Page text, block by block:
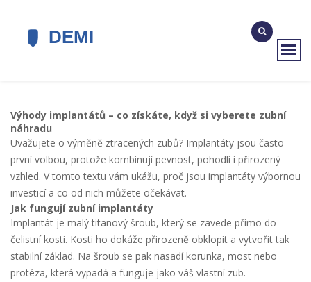
Výhody implantátů – co získáte, když si vyberete zubní
náhradu
Uvažujete o výměně ztracených zubů? Implantáty jsou často
první volbou, protože kombinují pevnost, pohodlí i přirozený
vzhled. V tomto textu vám ukážu, proč jsou implantáty výbornou
investicí a co od nich můžete očekávat.
Jak fungují zubní implantáty
Implantát je malý titanový šroub, který se zavede přímo do
čelistní kosti. Kosti ho dokáže přirozeně obklopit a vytvořit tak
stabilní základ. Na šroub se pak nasadí korunka, most nebo
protéza, která vypadá a funguje jako váš vlastní zub.